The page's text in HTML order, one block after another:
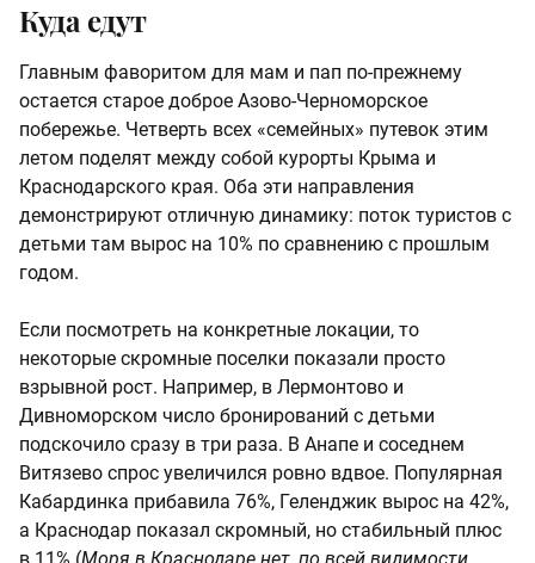
Куда едут
Главным фаворитом для мам и пап по-прежнему
остается старое доброе Азово-Черноморское
побережье. Четверть всех «семейных» путевок этим
летом поделят между собой курорты Крыма и
Краснодарского края. Оба эти направления
демонстрируют отличную динамику: поток туристов с
детьми там вырос на 10% по сравнению с прошлым
годом.
Если посмотреть на конкретные локации, то
некоторые скромные поселки показали просто
взрывной рост. Например, в Лермонтово и
Дивноморском число бронирований с детьми
подскочило сразу в три раза. В Анапе и соседнем
Витязево спрос увеличился ровно вдвое. Популярная
Кабардинка прибавила 76%, Геленджик вырос на 42%,
а Краснодар показал скромный, но стабильный плюс
в 11% (Моря в Краснодаре нет, по всей видимости,